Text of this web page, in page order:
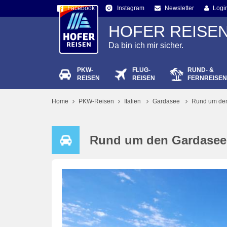
Facebook Instagram Newsletter
HOFER
Da bin ich mir sicher.
PKW-
REISEN
FLUG-
REISEN
RUND- &
FERNREISEN
Home PKW-Reisen Italien Gardasee Rund um
Rund um den